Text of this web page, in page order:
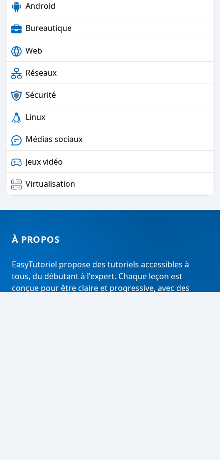
Android
Bureautique
Web
Réseaux
Sécurité
Linux
Médias sociaux
Jeux vidéo
Virtualisation
À PROPOS
EasyTutoriel propose des tutoriels accessibles à
tous, du débutant à l'expert. Chaque leçon est
conçue pour être claire et progressive, avec des